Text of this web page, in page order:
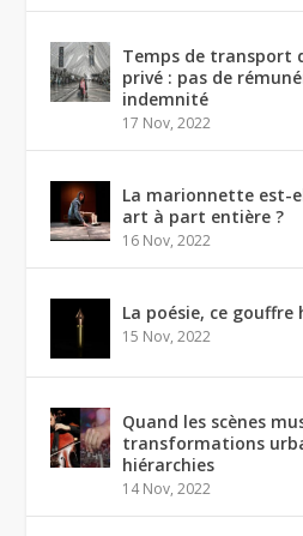
Temps de transport
privé : pas de
indemnité
17 Nov, 2022
La marionnette est-
art à part entière ?
16 Nov, 2022
La poésie, ce
15 Nov, 2022
Quand les scènes
transformations
hiérarchies
14 Nov, 2022